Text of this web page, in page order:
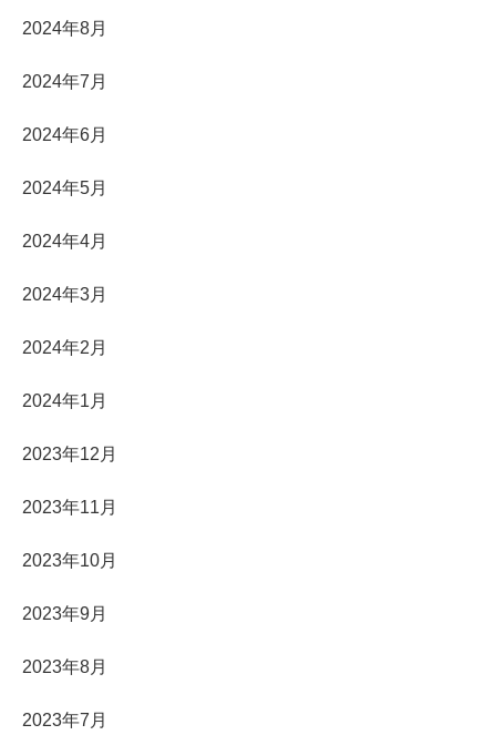
2024年8月
2024年7月
2024年6月
2024年5月
2024年4月
2024年3月
2024年2月
2024年1月
2023年12月
2023年11月
2023年10月
2023年9月
2023年8月
2023年7月